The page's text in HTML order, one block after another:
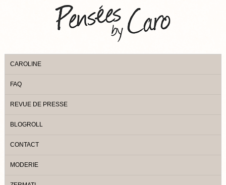
CAROLINE
FAQ
REVUE DE PRESSE
BLOGROLL
CONTACT
MODERIE